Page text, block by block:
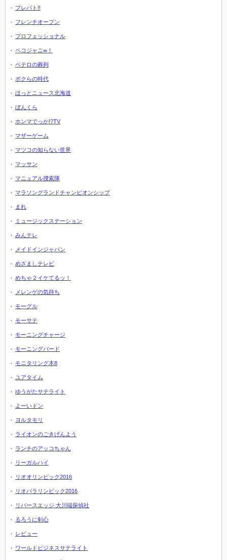
プレバト!!
フレンチオープン
プロフェッショナル
ペコジャニ∞！
ペテロの葬列
ボクらの時代
ほっとニュース北海道
ぼんくら
ホンマでっか!?TV
マザーゲーム
マツコの知らない世界
マッサン
マニュアル捜索隊
マラソングランドチャンピオンシップ
まれ
ミュージックステーション
みんテレ
メイドインジャパン
めざましテレビ
めちゃ２イケてるッ！
メレンゲの気持ち
モーグル
モーサテ
モーニングチャージ
モーニングバード
モニタリング木8
ユアタイム
ゆうがたサテライト
よーいドン
ヨルタモリ
ライオンのごきげんよう
ランチのアッコちゃん
リーガルハイ
リオオリンピック2016
リオパラリンピック2016
リバースエッジ 大川端探偵社
るろうに剣心
レビュー
ワールドビジネスサテライト